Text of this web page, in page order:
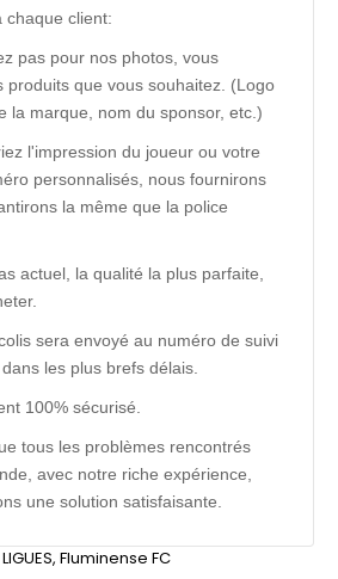
chaque client:
pas pour nos photos, vous
produits que vous souhaitez. (Logo
la marque, nom du sponsor, etc.)
l'impression du joueur ou votre
personnalisés, nous fournirons
la même que la police
actuel, la qualité la plus parfaite,
sera envoyé au numéro de suivi
les plus brefs délais.
100% sécurisé.
tous les problèmes rencontrés
avec notre riche expérience,
une solution satisfaisante.
, Fluminense FC